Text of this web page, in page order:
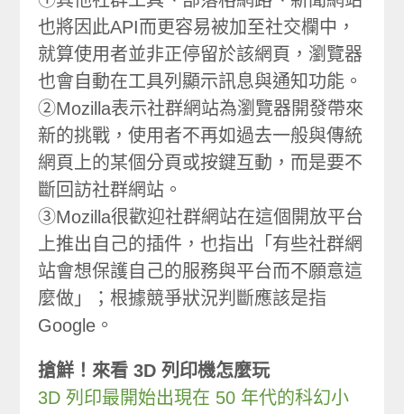
也將因此API而更容易被加至社交欄中，
就算使用者並非正停留於該網頁，瀏覽器
也會自動在工具列顯示訊息與通知功能。
②Mozilla表示社群網站為瀏覽器開發帶來
新的挑戰，使用者不再如過去一般與傳統
網頁上的某個分頁或按鍵互動，而是要不
斷回訪社群網站。
③Mozilla很歡迎社群網站在這個開放平台
上推出自己的插件，也指出「有些社群網
站會想保護自己的服務與平台而不願意這
麼做」；根據競爭狀況判斷應該是指
Google。
搶鮮！來看 3D 列印機怎麼玩
3D 列印最開始出現在 50 年代的科幻小